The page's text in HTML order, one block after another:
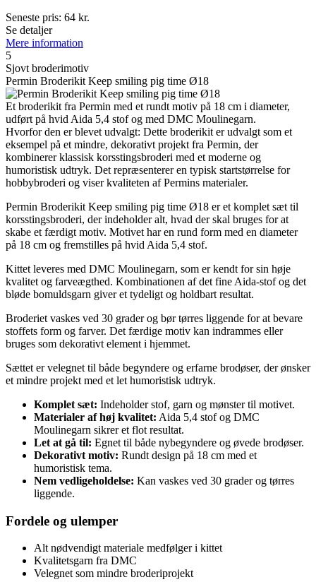
Seneste pris: 64 kr.
Se detaljer
Mere information
5
Sjovt broderimotiv
Permin Broderikit Keep smiling pig time Ø18
Et broderikit fra Permin med et rundt motiv på 18 cm i diameter,
udført på hvid Aida 5,4 stof og med DMC Moulinegarn.
Hvorfor den er blevet udvalgt: Dette broderikit er udvalgt som et
eksempel på et mindre, dekorativt projekt fra Permin, der
kombinerer klassisk korsstingsbroderi med et moderne og
humoristisk udtryk. Det repræsenterer en typisk startstørrelse for
hobbybroderi og viser kvaliteten af Permins materialer.
Permin Broderikit Keep smiling pig time Ø18 er et komplet sæt til
korsstingsbroderi, der indeholder alt, hvad der skal bruges for at
skabe et færdigt motiv. Motivet har en rund form med en diameter
på 18 cm og fremstilles på hvid Aida 5,4 stof.
Kittet leveres med DMC Moulinegarn, som er kendt for sin høje
kvalitet og farveægthed. Kombinationen af det fine Aida-stof og det
bløde bomuldsgarn giver et tydeligt og holdbart resultat.
Broderiet vaskes ved 30 grader og bør tørres liggende for at bevare
stoffets form og farver. Det færdige motiv kan indrammes eller
bruges som dekorativt element i hjemmet.
Sættet er velegnet til både begyndere og erfarne brodøser, der ønsker
et mindre projekt med et let humoristisk udtryk.
Komplet sæt: Indeholder stof, garn og mønster til motivet.
Materialer af høj kvalitet: Aida 5,4 stof og DMC
Moulinegarn sikrer et flot resultat.
Let at gå til: Egnet til både nybegyndere og øvede brodøser.
Dekorativt motiv: Rundt design på 18 cm med et
humoristisk tema.
Nem vedligeholdelse: Kan vaskes ved 30 grader og tørres
liggende.
Fordele og ulemper
Alt nødvendigt materiale medfølger i kittet
Kvalitetsgarn fra DMC
Velegnet som mindre broderiprojekt